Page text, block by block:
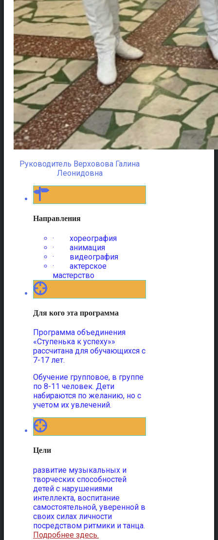
Руководитель Верховова Галина
Леонидовна
Направления
· хореография
· анимация
· видеография
· актерское
мастерство
Для кого эта программа
Программа объединения
«Ступенька к успеху»»
рассчитана для обучающихся с
7-17 лет.
Обучение групповое, в группе
по 8-11 человек. Дети
набираются по желанию, но с
учетом их увлечений.
Цели
развитие музыкальных и
творческих способностей
детей с нарушениями
интеллекта, воспитание
самостоятельной, уверенной в
своих силах личности
посредством ритмики и танца.
Подробнее здесь.